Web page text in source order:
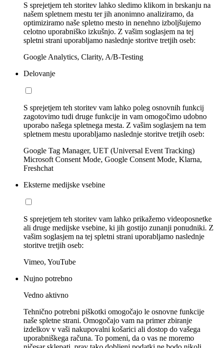
S sprejetjem teh storitev lahko sledimo klikom in brskanju na
našem spletnem mestu ter jih anonimno analiziramo, da
optimiziramo naše spletno mesto in nenehno izboljšujemo
celotno uporabniško izkušnjo. Z vašim soglasjem na tej
spletni strani uporabljamo naslednje storitve tretjih oseb:
Google Analytics, Clarity, A/B-Testing
Delovanje
S sprejetjem teh storitev vam lahko poleg osnovnih funkcij
zagotovimo tudi druge funkcije in vam omogočimo udobno
uporabo našega spletnega mesta. Z vašim soglasjem na tem
spletnem mestu uporabljamo naslednje storitve tretjih oseb:
Google Tag Manager, UET (Universal Event Tracking)
Microsoft Consent Mode, Google Consent Mode, Klarna,
Freshchat
Eksterne medijske vsebine
S sprejetjem teh storitev vam lahko prikažemo videoposnetke
ali druge medijske vsebine, ki jih gostijo zunanji ponudniki. Z
vašim soglasjem na tej spletni strani uporabljamo naslednje
storitve tretjih oseb:
Vimeo, YouTube
Nujno potrebno
Vedno aktivno
Tehnično potrebni piškotki omogočajo le osnovne funkcije
naše spletne strani. Omogočajo vam na primer zbiranje
izdelkov v vaši nakupovalni košarici ali dostop do vašega
uporabniškega računa. To pomeni, da o vas ne moremo